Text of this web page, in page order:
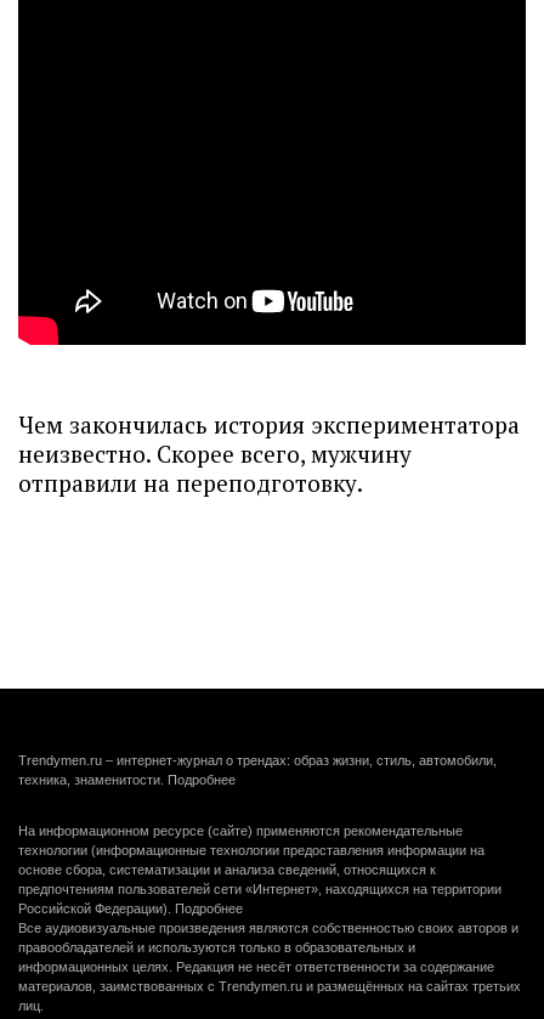
Чем закончилась история экспериментатора
неизвестно. Скорее всего, мужчину
отправили на переподготовку.
Trendymen.ru – интернет-журнал о трендах: образ жизни, стиль, автомобили,
техника, знаменитости. Подробнее
На информационном ресурсе (сайте) применяются рекомендательные
технологии (информационные технологии предоставления информации на
основе сбора, систематизации и анализа сведений, относящихся к
предпочтениям пользователей сети «Интернет», находящихся на территории
Российской Федерации). Подробнее
Все аудиовизуальные произведения являются собственностью своих авторов и
правообладателей и используются только в образовательных и
информационных целях. Редакция не несёт ответственности за содержание
материалов, заимствованных с Trendymen.ru и размещённых на сайтах третьих
лиц.